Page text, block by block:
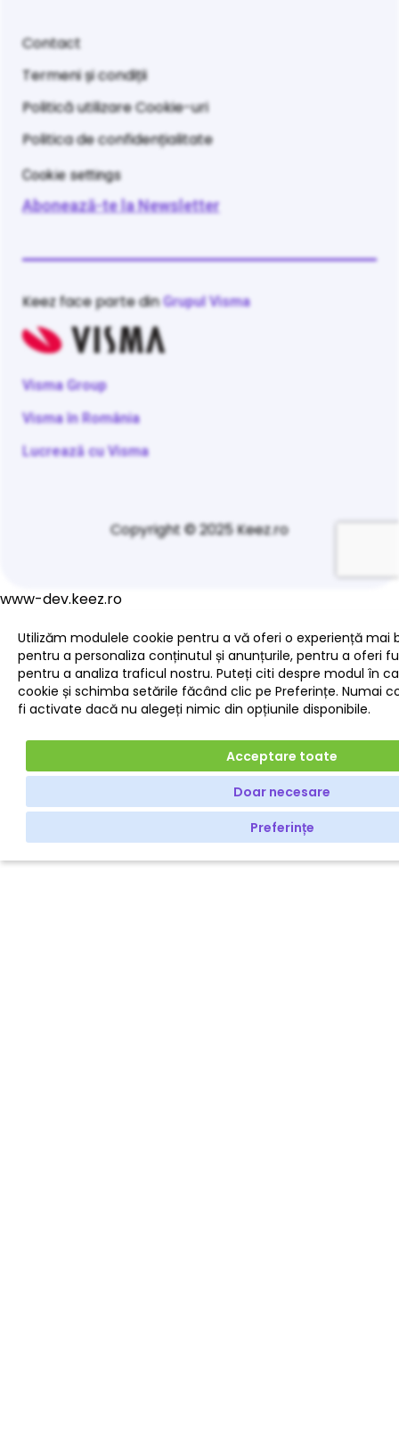
Contact
Termeni și condiții
Politică utilizare Cookie-uri
Politica de confidențialitate
Cookie settings
Abonează-te la Newsletter
Keez face parte dinGrupul Visma
Visma Group
Visma în România
Lucrează cu Visma
Copyright © 2025 Keez.ro
www-dev.keez.ro